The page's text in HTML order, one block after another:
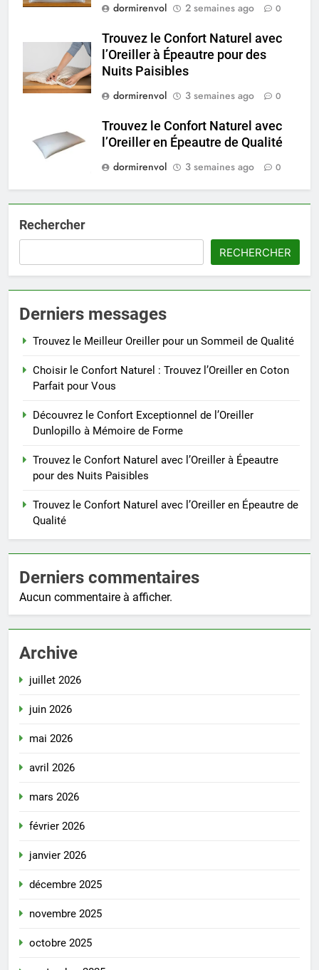
dormirenvol
2 semaines ago 0
Trouvez le Confort Naturel avec
l’Oreiller à Épeautre pour des
Nuits Paisibles
dormirenvol
3 semaines ago 0
Trouvez le Confort Naturel avec
l’Oreiller en Épeautre de Qualité
dormirenvol
3 semaines ago 0
Rechercher
RECHERCHER
Derniers messages
Trouvez le Meilleur Oreiller pour un Sommeil de Qualité
Choisir le Confort Naturel : Trouvez l’Oreiller en Coton
Parfait pour Vous
Découvrez le Confort Exceptionnel de l’Oreiller
Dunlopillo à Mémoire de Forme
Trouvez le Confort Naturel avec l’Oreiller à Épeautre
pour des Nuits Paisibles
Trouvez le Confort Naturel avec l’Oreiller en Épeautre de
Qualité
Derniers commentaires
Aucun commentaire à afficher.
Archive
juillet 2026
juin 2026
mai 2026
avril 2026
mars 2026
février 2026
janvier 2026
décembre 2025
novembre 2025
octobre 2025